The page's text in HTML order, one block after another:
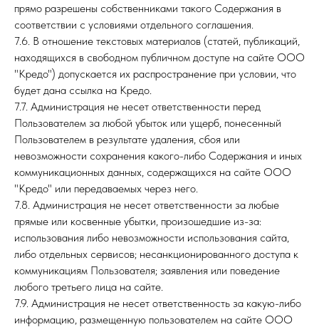
прямо разрешены собственниками такого Содержания в
соответствии с условиями отдельного соглашения.
7.6. В отношение текстовых материалов (статей, публикаций,
находящихся в свободном публичном доступе на сайте ООО
"Кредо") допускается их распространение при условии, что
будет дана ссылка на Кредо.
7.7. Администрация не несет ответственности перед
Пользователем за любой убыток или ущерб, понесенный
Пользователем в результате удаления, сбоя или
невозможности сохранения какого-либо Содержания и иных
коммуникационных данных, содержащихся на сайте ООО
"Кредо" или передаваемых через него.
7.8. Администрация не несет ответственности за любые
прямые или косвенные убытки, произошедшие из-за:
использования либо невозможности использования сайта,
либо отдельных сервисов; несанкционированного доступа к
коммуникациям Пользователя; заявления или поведение
любого третьего лица на сайте.
7.9. Администрация не несет ответственность за какую-либо
информацию, размещенную пользователем на сайте ООО